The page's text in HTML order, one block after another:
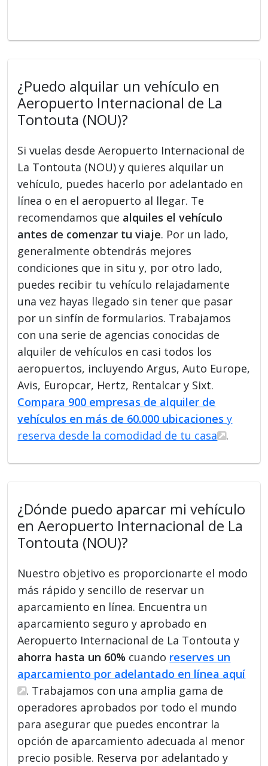
¿Puedo alquilar un vehículo en
Aeropuerto Internacional de La
Tontouta (NOU)?
Si vuelas desde Aeropuerto Internacional de
La Tontouta (NOU) y quieres alquilar un
vehículo, puedes hacerlo por adelantado en
línea o en el aeropuerto al llegar. Te
recomendamos que alquiles el vehículo
antes de comenzar tu viaje. Por un lado,
generalmente obtendrás mejores
condiciones que in situ y, por otro lado,
puedes recibir tu vehículo relajadamente
una vez hayas llegado sin tener que pasar
por un sinfín de formularios. Trabajamos
con una serie de agencias conocidas de
alquiler de vehículos en casi todos los
aeropuertos, incluyendo Argus, Auto Europe,
Avis, Europcar, Hertz, Rentalcar y Sixt.
Compara 900 empresas de alquiler de
vehículos en más de 60.000 ubicaciones y
reserva desde la comodidad de tu casa
.
¿Dónde puedo aparcar mi vehículo
en Aeropuerto Internacional de La
Tontouta (NOU)?
Nuestro objetivo es proporcionarte el modo
más rápido y sencillo de reservar un
aparcamiento en línea. Encuentra un
aparcamiento seguro y aprobado en
Aeropuerto Internacional de La Tontouta y
ahorra hasta un 60% cuando reserves un
aparcamiento por adelantado en línea aquí
. Trabajamos con una amplia gama de
operadores aprobados por todo el mundo
para asegurar que puedes encontrar la
opción de aparcamiento adecuada al menor
precio posible. Reserva por adelantado y